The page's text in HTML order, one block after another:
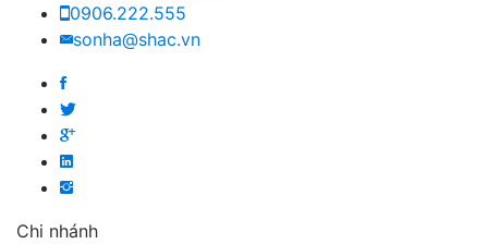
0906.222.555
sonha@shac.vn
Chi nhánh